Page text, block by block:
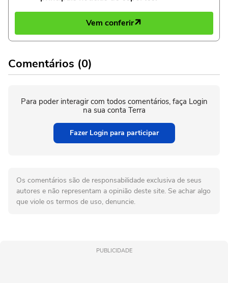
Vem conferir
Comentários (0)
Para poder interagir com todos comentários, faça Login
na sua conta Terra
Fazer Login para participar
Os comentários são de responsabilidade exclusiva de seus
autores e não representam a opinião deste site. Se achar algo
que viole os termos de uso, denuncie.
PUBLICIDADE